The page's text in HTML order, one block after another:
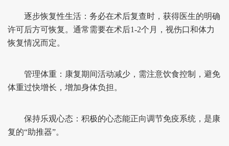
逐步恢复性生活：务必在术后复查时，获得医生的明确
许可后方可恢复。通常需要在术后1-2个月，视伤口和体力
恢复情况而定。
管理体重：康复期间活动减少，需注意饮食控制，避免
体重过快增长，增加身体负担。
保持乐观心态：积极的心态能正向调节免疫系统，是康
复的“助推器”。